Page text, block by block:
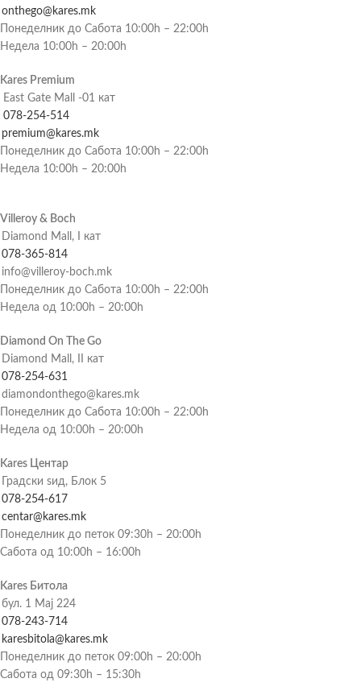
onthego@kares.mk
Понеделник до Сабота 10:00h – 22:00h
Недела 10:00h – 20:00h
Kares Premium
East Gate Mall -01 кат
078-254-514
premium@kares.mk
Понеделник до Сабота 10:00h – 22:00h
Недела 10:00h – 20:00h
Villeroy & Boch
Diamond Mall, I кат
078-365-814
info@villeroy-boch.mk
Понеделник до Сабота 10:00h – 22:00h
Недела од 10:00h – 20:00h
Diamond On The Go
Diamond Mall, II кат
078-254-631
diamondonthego@kares.mk
Понеделник до Сабота 10:00h – 22:00h
Недела од 10:00h – 20:00h
Kares Центар
Градски ѕид, Блок 5
078-254-617
centar@kares.mk
Понеделник до петок 09:30h – 20:00h
Сабота од 10:00h – 16:00h
Kares Битола
бул. 1 Мај 224
078-243-714
karesbitola@kares.mk
Понеделник до петок 09:00h – 20:00h
Сабота од 09:30h – 15:30h